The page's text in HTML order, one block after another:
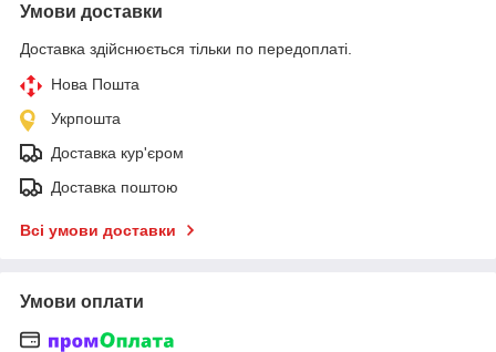
Умови доставки
Доставка здійснюється тільки по передоплаті.
Нова Пошта
Укрпошта
Доставка кур'єром
Доставка поштою
Всі умови доставки
Умови оплати